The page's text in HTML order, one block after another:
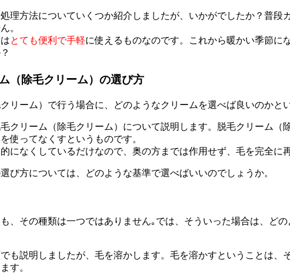
理方法についていくつか紹介しましたが、いかがでしたか？普
。
とても便利で手軽に使えるものなのです。これから暖かい季節に
（除毛クリーム）の選び方
リーム）で行う場合に、どのようなクリームを選べば良いのかと
クリーム（除毛クリーム）について説明します。脱毛クリーム
使ってなくすというものです。
になくしているだけなので、奥の方までは作用せず、毛を完全に
び方については、どのような基準で選べばいいのでしょうか。
、その種類は一つではありません｡では、そういった場合は、ど
も説明しましたが、毛を溶かします。毛を溶かすということは
す。